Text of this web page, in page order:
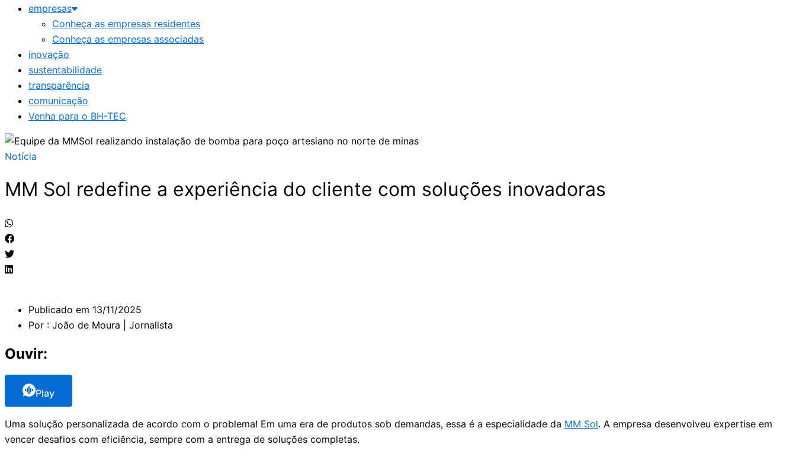
empresas
Conheça as empresas residentes
Conheça as empresas associadas
inovação
sustentabilidade
transparência
comunicação
Venha para o BH-TEC
Notícia
MM Sol redefine a experiência do cliente com soluções inovadoras
Publicado em 13/11/2025
Por : João de Moura | Jornalista
Ouvir:
Play
Uma solução personalizada de acordo com o problema! Em uma era de produtos sob demandas, essa é a especialidade da MM Sol. A empresa desenvolveu expertise em
vencer desafios com eficiência, sempre com a entrega de soluções completas.